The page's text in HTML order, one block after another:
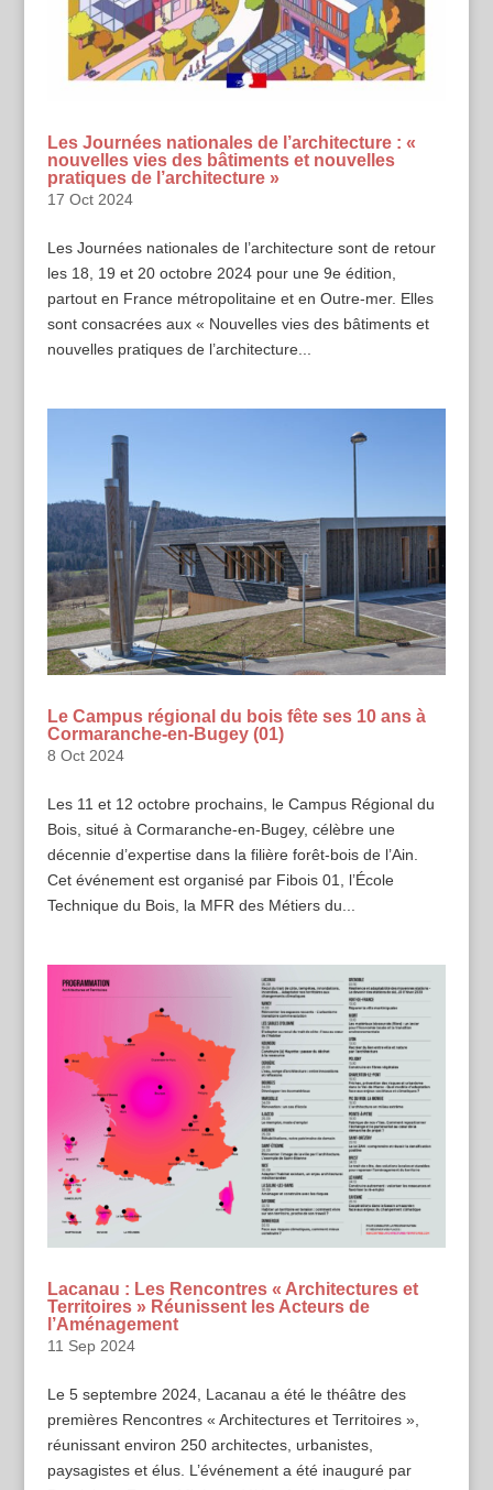
Les Journées nationales de l’architecture : «
nouvelles vies des bâtiments et nouvelles
pratiques de l’architecture »
17 Oct 2024
Les Journées nationales de l’architecture sont de retour
les 18, 19 et 20 octobre 2024 pour une 9e édition,
partout en France métropolitaine et en Outre-mer. Elles
sont consacrées aux « Nouvelles vies des bâtiments et
nouvelles pratiques de l’architecture...
Le Campus régional du bois fête ses 10 ans à
Cormaranche-en-Bugey (01)
8 Oct 2024
Les 11 et 12 octobre prochains, le Campus Régional du
Bois, situé à Cormaranche-en-Bugey, célèbre une
décennie d’expertise dans la filière forêt-bois de l’Ain.
Cet événement est organisé par Fibois 01, l’École
Technique du Bois, la MFR des Métiers du...
Lacanau : Les Rencontres « Architectures et
Territoires » Réunissent les Acteurs de
l’Aménagement
11 Sep 2024
Le 5 septembre 2024, Lacanau a été le théâtre des
premières Rencontres « Architectures et Territoires »,
réunissant environ 250 architectes, urbanistes,
paysagistes et élus. L’événement a été inauguré par